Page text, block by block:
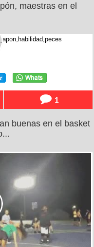
maestras en el
1
buenas en el basket